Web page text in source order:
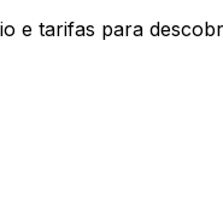
e tarifas para